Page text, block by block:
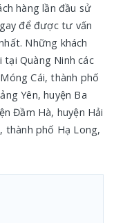
hàng lần đầu sử
để được tư vấn
Những khách
tại Quàng Ninh các
Cái, thành phố
Yên, huyện Ba
Đầm Hà, huyện Hải
thành phố Hạ Long,